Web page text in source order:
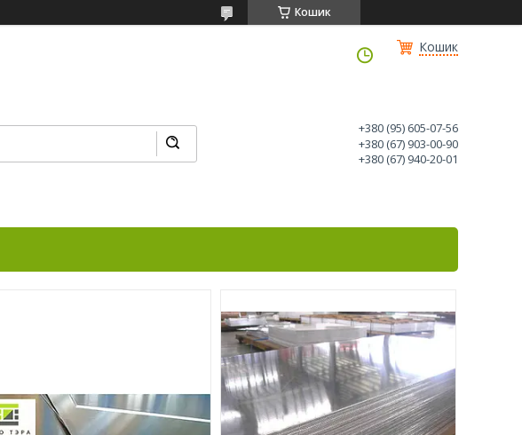
Кошик
Кошик
+380 (95) 605-07-56
+380 (67) 903-00-90
+380 (67) 940-20-01